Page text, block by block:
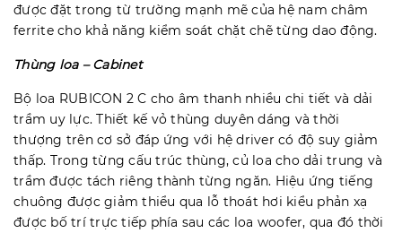
được đặt trong từ trường mạnh mẽ của hệ nam châm
ferrite cho khả năng kiểm soát chặt chẽ từng dao động.
Thùng loa – Cabinet
Bộ loa RUBICON 2 C cho âm thanh nhiều chi tiết và dải
trầm uy lực. Thiết kế vỏ thùng duyên dáng và thời
thượng trên cơ sở đáp ứng với hệ driver có độ suy giảm
thấp. Trong từng cấu trúc thùng, củ loa cho dải trung và
trầm được tách riêng thành từng ngăn. Hiệu ứng tiếng
chuông được giảm thiểu qua lỗ thoát hơi kiểu phản xạ
được bố trí trực tiếp phía sau các loa woofer, qua đó thời